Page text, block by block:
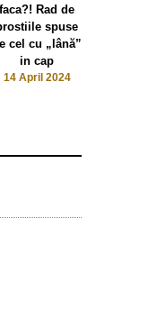
faca?! Rad de
spuse
cel cu „lână”
in cap
14 April 2024